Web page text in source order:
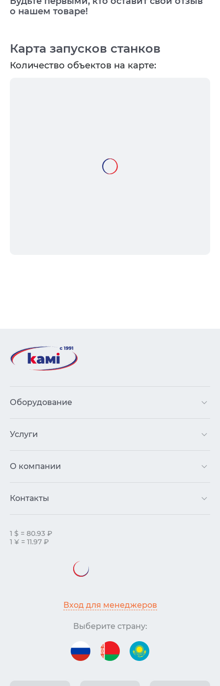
Карта запусков станков
Количество объектов на карте:
о нашем товаре!
Оборудование
Услуги
О компании
Контакты
1 $ = 80.93 ₽
1 ¥ = 11.97 ₽
Вход для менеджеров
Выберите страну: